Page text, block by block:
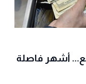
أشهر فاصلة